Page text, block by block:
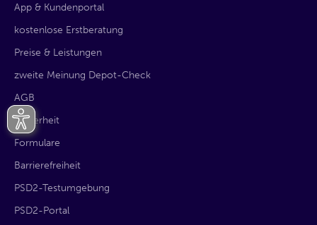
App & Kundenportal
kostenlose Erstberatung
Preise & Leistungen
zweite Meinung Depot-Check
AGB
Sicherheit
Formulare
Barrierefreiheit
PSD2-Testumgebung
PSD2-Portal